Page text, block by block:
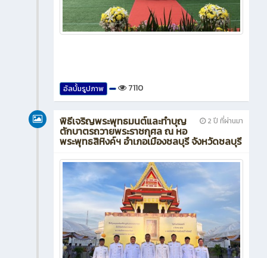
อัลบั้มรูปภาพ 7110
2 ปี ที่ผ่านมา
พิธีเจริญพระพุทธมนต์และทำบุญ
ตักบาตรถวายพระราชกุศล ณ หอ
พระพุทธสิหิงค์ฯ อำเภอเมืองชลบุรี จังหวัดชลบุรี